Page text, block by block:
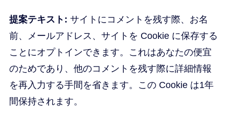
提案テキスト: サイトにコメントを残す際、お名
前、メールアドレス、サイトを Cookie に保存する
ことにオプトインできます。これはあなたの便宜
のためであり、他のコメントを残す際に詳細情報
を再入力する手間を省きます。この Cookie は1年
間保持されます。